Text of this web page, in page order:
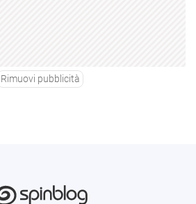
Rimuovi pubblicità